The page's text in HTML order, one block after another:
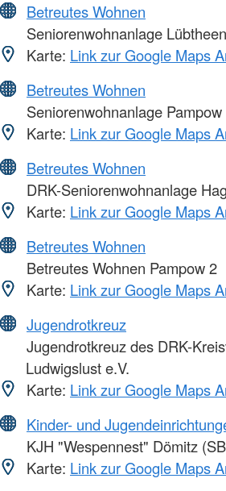
Betreutes Wohnen
Seniorenwohnanlage Lübtheen
Karte: Link zur Google Maps
Betreutes Wohnen
Seniorenwohnanlage Pampow
Karte: Link zur Google Maps
Betreutes Wohnen
DRK-Seniorenwohnanlage
Karte: Link zur Google Maps
Betreutes Wohnen
Betreutes Wohnen Pampow 2
Karte: Link zur Google Maps
Jugendrotkreuz
Jugendrotkreuz des DRK-
Ludwigslust e.V.
Karte: Link zur Google Maps
Kinder- und
KJH "Wespennest" Dömitz
Karte: Link zur Google Maps